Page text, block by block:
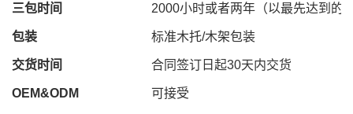
三包时间 2000小时或者两年（以最先达到的
包装 标准木托/木架包装
交货时间 合同签订日起30天内交货
OEM&ODM 可接受